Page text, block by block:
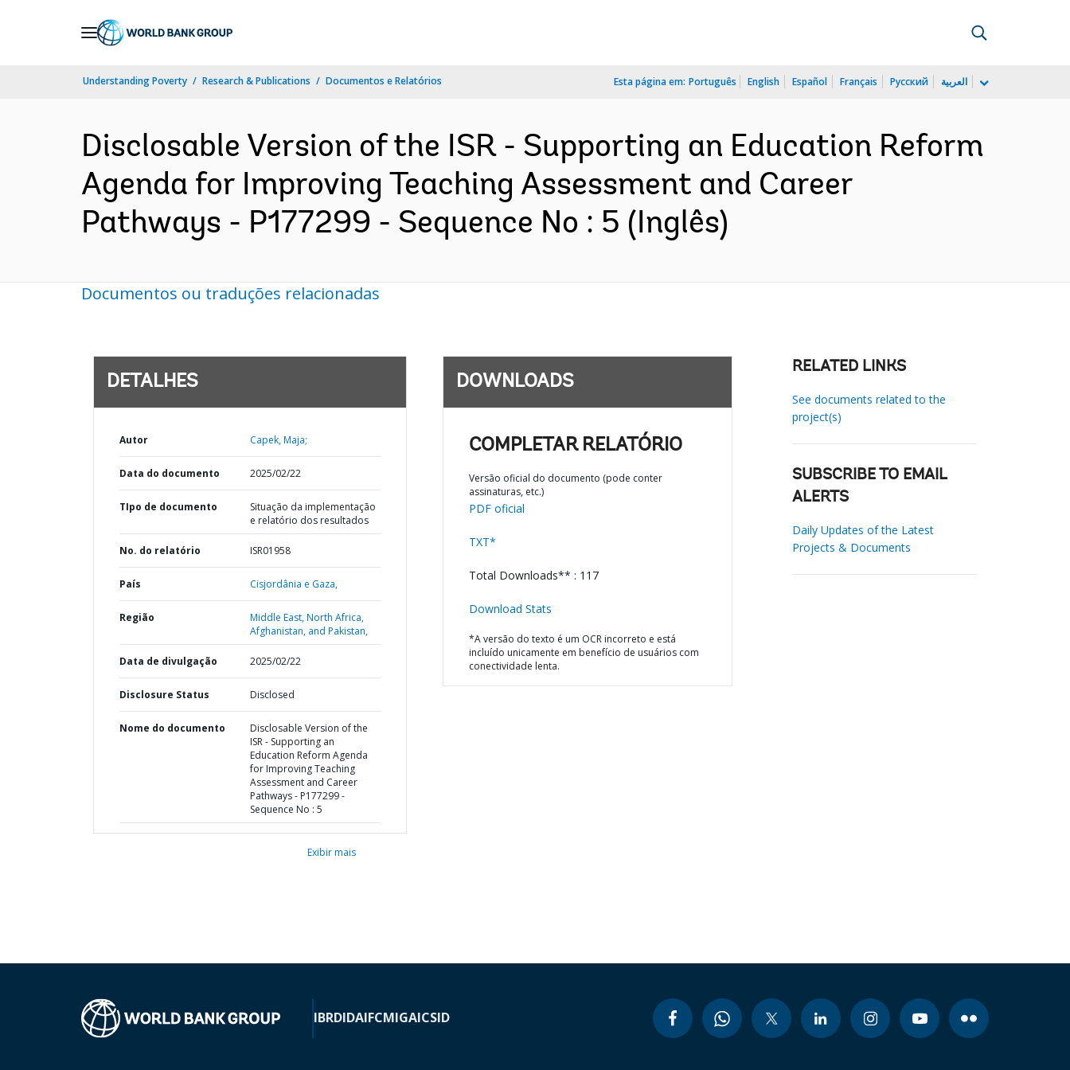
Understanding Poverty Research & Publications Documentos e Relatórios Esta página em: Português English Español Français Русский العربية
Disclosable Version of the ISR - Supporting an Education Reform
Agenda for Improving Teaching Assessment and Career
Pathways - P177299 - Sequence No : 5 (Inglês)
Documentos ou traduções relacionadas
DETALHES
Autor Capek, Maja;
Data do documento 2025/02/22
TIpo de documento
Situação da implementação
e relatório dos resultados
No. do relatório ISR01958
País Cisjordânia e Gaza,
Região
Middle East, North Africa,
Afghanistan, and Pakistan,
Data de divulgação 2025/02/22
Disclosure Status Disclosed
Nome do documento
Disclosable Version of the
ISR - Supporting an
Education Reform Agenda
for Improving Teaching
Assessment and Career
Pathways - P177299 -
Sequence No : 5
Exibir mais
DOWNLOADS
COMPLETAR RELATÓRIO
Versão oficial do documento (pode conter
assinaturas, etc.)
PDF oficial
TXT*
Total Downloads** : 117
Download Stats
*A versão do texto é um OCR incorreto e está
incluído unicamente em benefício de usuários com
conectividade lenta.
RELATED LINKS
See documents related to the
project(s)
SUBSCRIBE TO EMAIL
ALERTS
Daily Updates of the Latest
Projects & Documents
IBRDIDAIFCMIGAICSID